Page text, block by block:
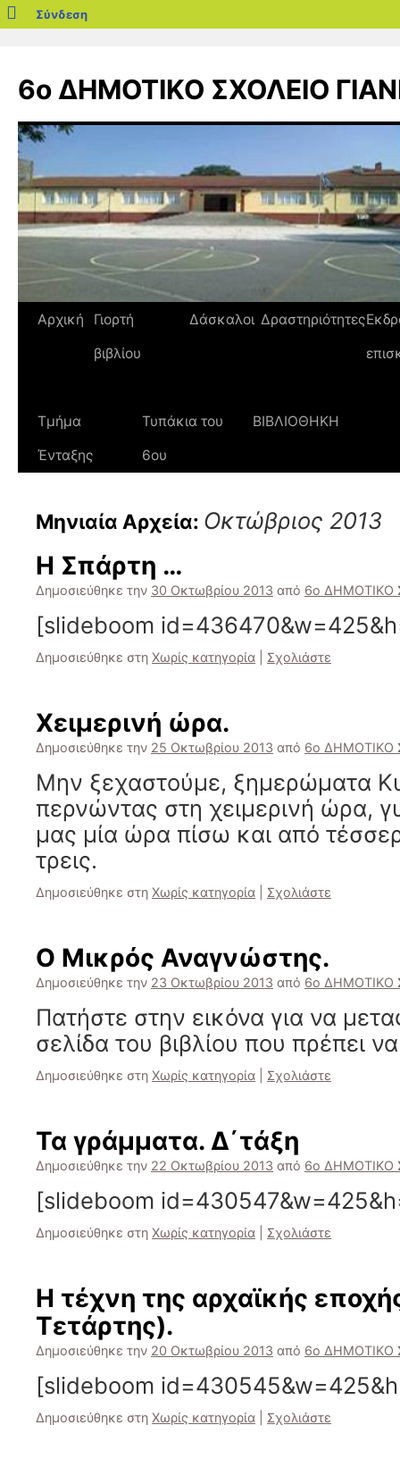
blogs.sch.gr
Σύνδεση
περιεχόμενο
6ο ΔΗΜΟΤΙΚΟ ΣΧΟΛΕΙΟ
Αρχική
Γιορτή
βιβλίου
Δάσκαλοι Δραστηριότητες
Τμήμα
Ένταξης
Τυπάκια του
6ου
ΒΙΒΛΙΟΘΗΚΗ
Μηνιαία Αρχεία: Οκτώβριος 2013
Η Σπάρτη …
Δημοσιεύθηκε την 30 Οκτωβρίου 2013 από 6ο ΔΗΜΟΤΙΚΟ
[slideboom
Δημοσιεύθηκε στη Χωρίς κατηγορία Σχολιάστε
Χειμερινή ώρα.
Δημοσιεύθηκε την 25 Οκτωβρίου 2013 από 6ο ΔΗΜΟΤΙΚΟ
Μην ξεχαστούμε, ξημερώματα
περνώντας στη χειμερινή ώρα,
μας μία ώρα πίσω και από
τρεις.
Δημοσιεύθηκε στη Χωρίς κατηγορία Σχολιάστε
Ο Μικρός Αναγνώστης.
Δημοσιεύθηκε την 23 Οκτωβρίου 2013 από 6ο ΔΗΜΟΤΙΚΟ
Πατήστε στην εικόνα για να
σελίδα του βιβλίου που πρέπει
Δημοσιεύθηκε στη Χωρίς κατηγορία Σχολιάστε
Τα γράμματα. Δ΄τάξη
Δημοσιεύθηκε την 22 Οκτωβρίου 2013 από 6ο ΔΗΜΟΤΙΚΟ
[slideboom
Δημοσιεύθηκε στη Χωρίς κατηγορία Σχολιάστε
Η τέχνη της αρχαϊκής
Τετάρτης).
Δημοσιεύθηκε την 20 Οκτωβρίου 2013 από 6ο ΔΗΜΟΤΙΚΟ
[slideboom
Δημοσιεύθηκε στη Χωρίς κατηγορία Σχολιάστε